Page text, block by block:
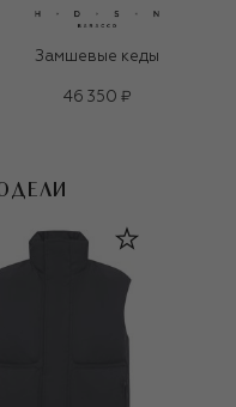
Замшевые кеды
46 350 ₽